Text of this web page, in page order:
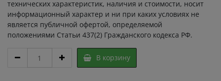
технических характеристик, наличия и стоимости, носит
информационный характер и ни при каких условиях не
является публичной офертой, определяемой
положениями Статьи 437(2) Гражданского кодекса РФ.
ФИЛЬТРУЮЩЕЕ
УСТРОЙСТВО
В корзину